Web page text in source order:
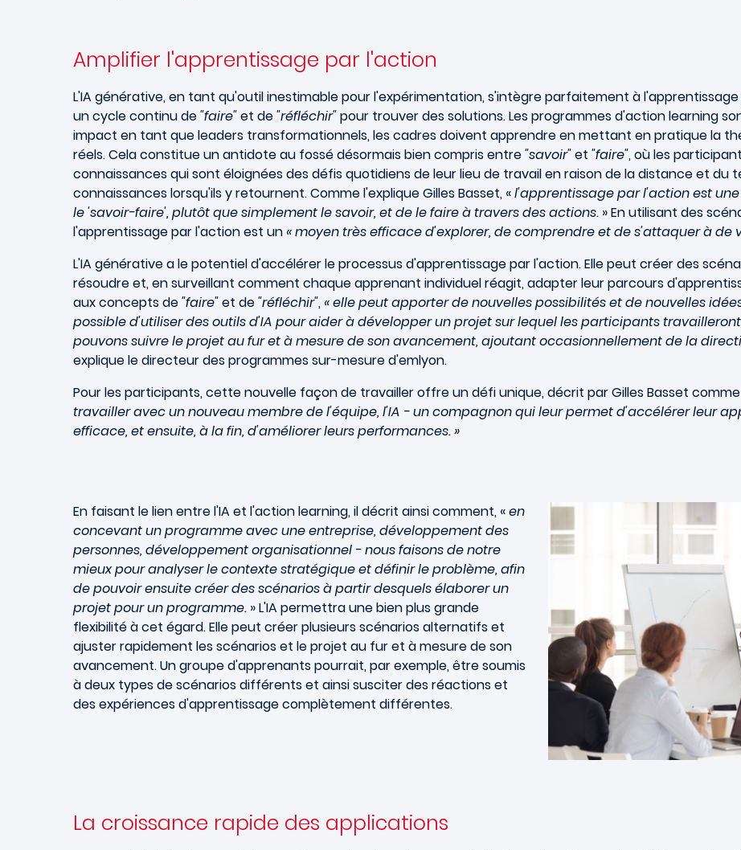
Amplifier l'apprentissage par l'action
L'IA générative, en tant qu'outil inestimable pour l'expérimentation, s'intègre parfaitement à
un cycle continu de"faire"et de"réfléchir"pour trouver des solutions. Les programmes d'action learning
impact en tant que leaders transformationnels, les cadres doivent apprendre en mettant en pratique la
réels. Cela constitue un antidote au fossé désormais bien compris entre"savoir"et "faire", où les
connaissances qui sont éloignées des défis quotidiens de leur lieu de travail en raison de la distance et du
connaissances lorsqu'ils y retournent. Comme l'explique Gilles Basset, «l'apprentissage par l'action est
le 'savoir-faire', plutôt que simplement le savoir, et de le faire à travers des actions. » En utilisant des
l'apprentissage par l'action est un« moyen très efficace d'explorer, de comprendre et de s'attaquer à de
L'IA générative a le potentiel d'accélérer le processus d'apprentissage par l'action. Elle peut créer des
résoudre et, en surveillant comment chaque apprenant individuel réagit, adapter leur parcours
aux concepts de"faire"et de"réfléchir",« elle peut apporter de nouvelles possibilités et de nouvelles
possible d'utiliser des outils d'IA pour aider à développer un projet sur lequel les participants
pouvons suivre le projet au fur et à mesure de son avancement, ajoutant occasionnellement de la
explique le directeur des programmes sur-mesure d'emlyon.
Pour les participants, cette nouvelle façon de travailler offre un défi unique, décrit par Gilles Basset comme
travailler avec un nouveau membre de l'équipe, l'IA - un compagnon qui leur permet d'accélérer leur
efficace, et ensuite, à la fin, d'améliorer leurs performances. »
En faisant le lien entre l'IA et l'action learning, il décrit ainsi comment, «en
concevant un programme avec une entreprise, développement des
personnes, développement organisationnel - nous faisons de notre
mieux pour analyser le contexte stratégique et définir le problème, afin
de pouvoir ensuite créer des scénarios à partir desquels élaborer un
projet pour un programme. » L'IA permettra une bienplus grande
flexibilitéà cet égard. Elle peut créer plusieurs scénarios alternatifs et
ajuster rapidement les scénarios et le projet au fur et à mesure de son
avancement. Un groupe d'apprenants pourrait, par exemple, être soumis
à deux types de scénarios différents et ainsi susciter des réactions et
des expériences d'apprentissage complètement différentes.
La croissance rapide des applications